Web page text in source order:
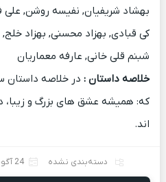
بهشاد شریفیان, نفیسه روشن, علی
کی قبادی, بهزاد محسنی, بهزاد
شبنم قلی خانی, عارفه معماریان
خلاصه داستان :در خلاصه داستان
که: همیشه عشق های بزرگ و زیبا،
اند.
دسته‌بندی نشده 24 آگوست 2019